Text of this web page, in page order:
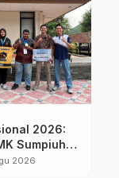
2026:
Sumpiuh
2026